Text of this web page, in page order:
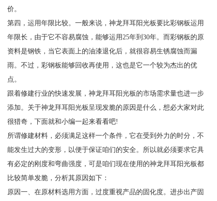
价。
第四，运用年限比较。一般来说，神龙拜耳阳光板要比彩钢板运用
年限长，由于它不容易腐蚀，能够运用25年到30年。而彩钢板的原
资料是钢铁，当它表面上的油漆退化后，就很容易生锈腐蚀而漏
雨。不过，彩钢板能够回收再使用，这也是它一个较为杰出的优
点。
跟着修建行业的快速发展，神龙拜耳阳光板的市场需求量也进一步
添加。关于神龙拜耳阳光板呈现发脆的原因是什么，想必大家对此
很猎奇，下面就和小编一起来看看吧!
所谓修建材料，必须满足这样一个条件，它在受到外力的时分，不
能发生过大的变形，以便于保证咱们的安全。所以就必须要求它具
有必定的刚度和弯曲强度，可是咱们现在使用的神龙拜耳阳光板都
比较简单发脆，分析其原因如下：
原因一、在原材料选用方面，过度重视产品的固化度。进步出产固